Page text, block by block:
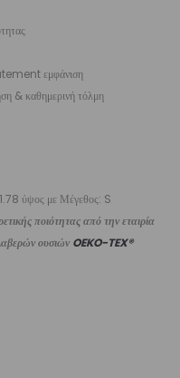
εμφάνιση
& καθημερινή τόλμη
1.78 ύψος με Μέγεθος: S
ποιότητας από την εταιρία
ουσιών OEKO-TEX®